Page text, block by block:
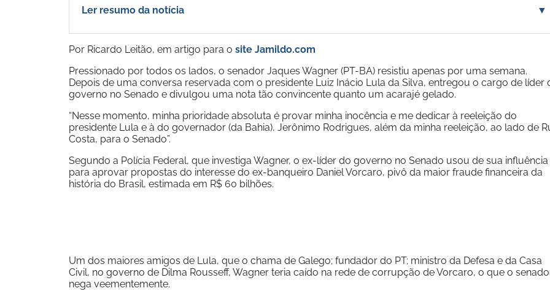
Ler resumo da notícia ▼
Por Ricardo Leitão, em artigo para o site Jamildo.com
Pressionado por todos os lados, o senador Jaques Wagner (PT-BA) resistiu apenas por uma semana.
Depois de uma conversa reservada com o presidente Luiz Inácio Lula da Silva, entregou o cargo de líder
governo no Senado e divulgou uma nota tão convincente quanto um acarajé gelado.
“Nesse momento, minha prioridade absoluta é provar minha inocência e me dedicar à reeleição do
presidente Lula e à do governador (da Bahia), Jerônimo Rodrigues, além da minha reeleição, ao lado de
Costa, para o Senado”.
Segundo a Polícia Federal, que investiga Wagner, o ex-líder do governo no Senado usou de sua influência
para aprovar propostas do interesse do ex-banqueiro Daniel Vorcaro, pivô da maior fraude financeira da
história do Brasil, estimada em R$ 60 bilhões.
Um dos maiores amigos de Lula, que o chama de Galego; fundador do PT; ministro da Defesa e da Casa
Civil, no governo de Dilma Rousseff, Wagner teria caído na rede de corrupção de Vorcaro, o que o
nega veementemente.